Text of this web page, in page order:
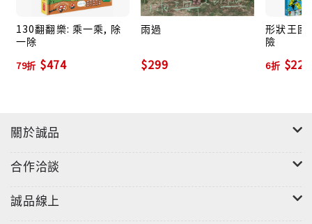
130翻翻樂: 乘一乘, 除
一除
79折 $474
雨過
$299
形狀王國
險
6折 $228
關於誠品
合作洽談
誠品線上